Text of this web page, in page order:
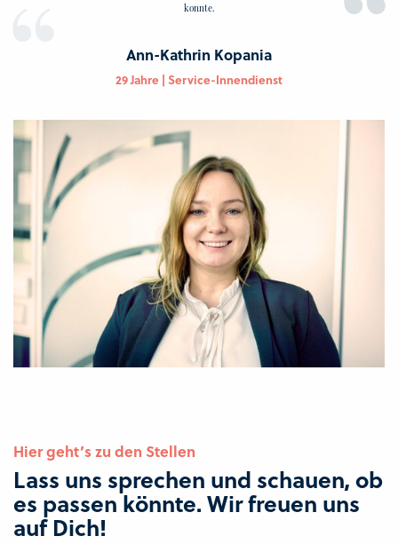
konnte.
Ann-Kathrin Kopania
29 Jahre | Service-Innendienst
Hier geht’s zu den Stellen
Lass uns sprechen und schauen, ob
es passen könnte. Wir freuen uns
auf Dich!